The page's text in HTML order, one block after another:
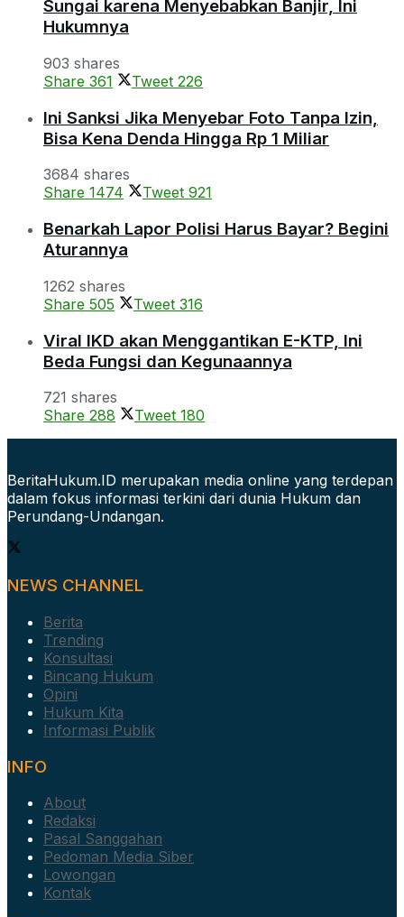
Sungai karena Menyebabkan Banjir, Ini
Hukumnya
903 shares
Share 361 Tweet 226
Ini Sanksi Jika Menyebar Foto Tanpa Izin,
Bisa Kena Denda Hingga Rp 1 Miliar
3684 shares
Share 1474 Tweet 921
Benarkah Lapor Polisi Harus Bayar? Begini
Aturannya
1262 shares
Share 505 Tweet 316
Viral IKD akan Menggantikan E-KTP, Ini
Beda Fungsi dan Kegunaannya
721 shares
Share 288 Tweet 180
BeritaHukum.ID merupakan media online yang terdepan
dalam fokus informasi terkini dari dunia Hukum dan
Perundang-Undangan.
NEWS CHANNEL
Berita
Trending
Konsultasi
Bincang Hukum
Opini
Hukum Kita
Informasi Publik
INFO
About
Redaksi
Pasal Sanggahan
Pedoman Media Siber
Lowongan
Kontak